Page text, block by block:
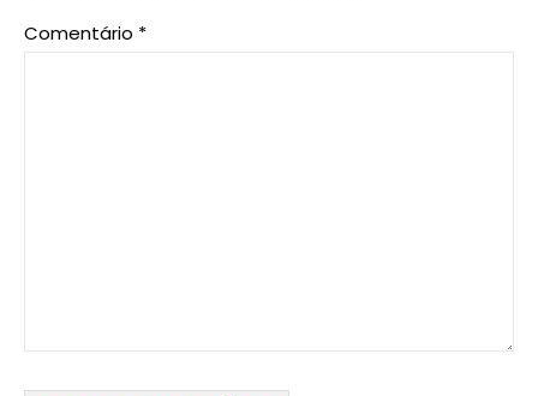
Comentário *